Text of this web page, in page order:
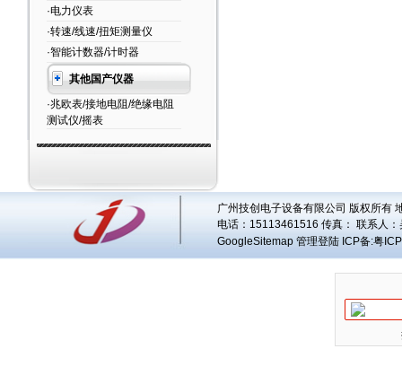
·电力仪表
·转速/线速/扭矩测量仪
·智能计数器/计时器
其他国产仪器
·兆欧表/接地电阻/绝缘电阻
测试仪/摇表
广州技创电子设备有限公司 版权所有
电话：15113461516 传真： 联系人：
GoogleSitemap 管理登陆 ICP备:粤